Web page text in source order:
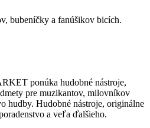
bubeníčky a fanúšikov bicích.
ponúka hudobné nástroje,
pre muzikantov, milovníkov
hudby. Hudobné nástroje, originálne
a veľa ďalšieho.